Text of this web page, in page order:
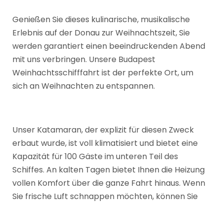
Genießen Sie dieses kulinarische, musikalische
Erlebnis auf der Donau zur Weihnachtszeit, Sie
werden garantiert einen beeindruckenden Abend
mit uns verbringen. Unsere Budapest
Weinhachtsschifffahrt ist der perfekte Ort, um
sich an Weihnachten zu entspannen.
Unser Katamaran, der explizit für diesen Zweck
erbaut wurde, ist voll klimatisiert und bietet eine
Kapazität für 100 Gäste im unteren Teil des
Schiffes. An kalten Tagen bietet Ihnen die Heizung
vollen Komfort über die ganze Fahrt hinaus. Wenn
Sie frische Luft schnappen möchten, können Sie